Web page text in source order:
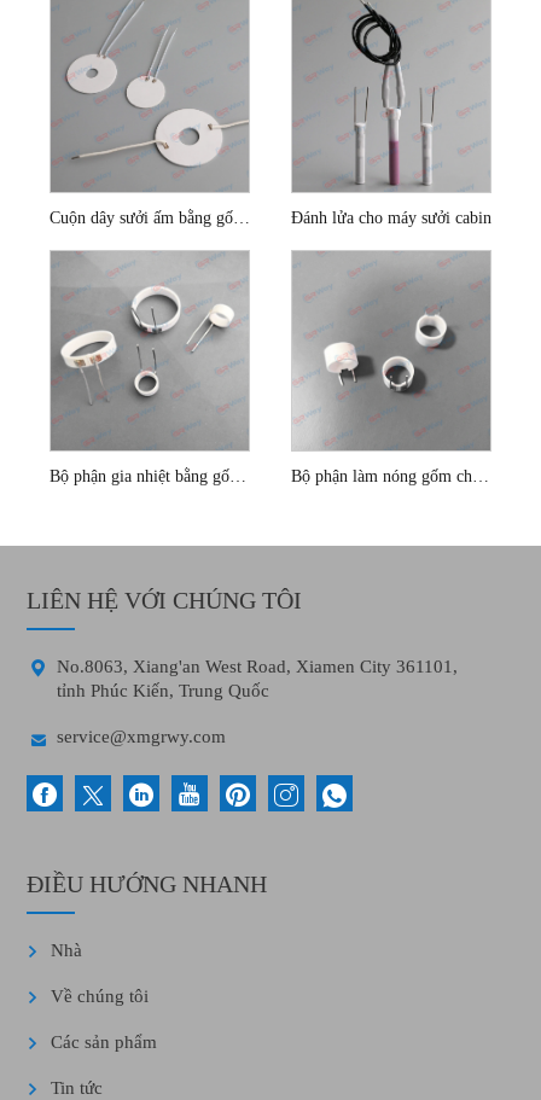
Cuộn dây sưởi ấm bằng gốm đĩa nhỏ Đánh lửa cho máy sưởi cabin
Bộ phận gia nhiệt bằng gốm của máy in 3d siêu nhỏ
LIÊN HỆ VỚI CHÚNG TÔI

No.8063, Xiang'an West Road, Xiamen City 361101,
tỉnh Phúc Kiến, Trung Quốc
 service@xmgrwy.com
ĐIỀU HƯỚNG NHANH
Nhà
Về chúng tôi
Các sản phẩm
Tin tức